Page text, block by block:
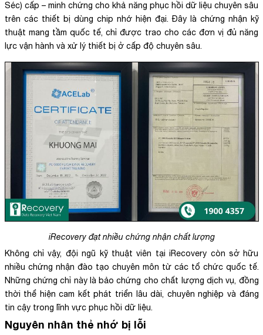
Séc) cấp – minh chứng cho khả năng phục hồi dữ liệu chuyên sâu
trên các thiết bị dùng chip nhớ hiện đại. Đây là chứng nhận kỹ
thuật mang tầm quốc tế, chỉ được trao cho các đơn vị đủ năng
lực vận hành và xử lý thiết bị ở cấp độ chuyên sâu.
iRecovery đạt nhiều chứng nhận chất lượng
Không chỉ vậy, đội ngũ kỹ thuật viên tại iRecovery còn sở hữu
nhiều chứng nhận đào tạo chuyên môn từ các tổ chức quốc tế.
Những chứng chỉ này là bảo chứng cho chất lượng dịch vụ, đồng
thời thể hiện cam kết phát triển lâu dài, chuyên nghiệp và đáng
tin cậy trong lĩnh vực phục hồi dữ liệu.
Nguyên nhân thẻ nhớ bị lỗi